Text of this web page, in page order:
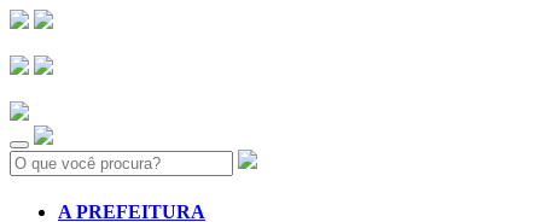
Search:
A PREFEITURA